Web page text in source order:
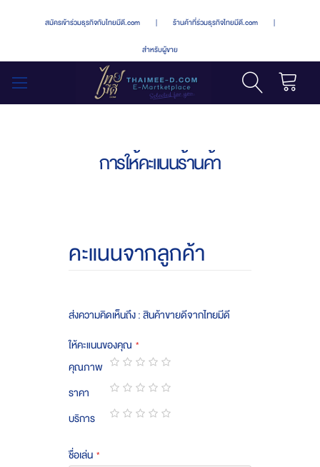
สมัครเข้าร่วมธุรกิจกับไทยมีดี.com | ร้านค้าที่ร่วมธุรกิจไทยมีดี.com |
สำหรับผู้ขาย
การให้คะแนนร้านค้า
คะแนนจากลูกค้า
ส่งความคิดเห็นถึง : สินค้าขายดีจากไทยมีดี
ให้คะแนนของคุณ
คุณภาพ
1
star
2
stars
3
stars
4
stars
5
stars
ราคา
1
star
2
stars
3
stars
4
stars
5
stars
บริการ
ชื่อเล่น